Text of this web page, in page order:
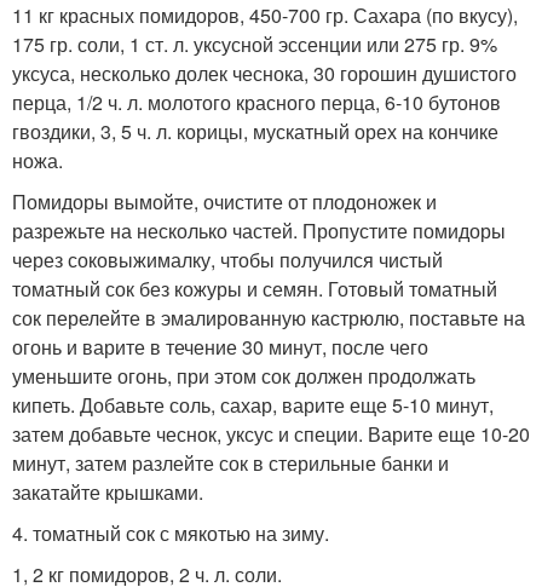
11 кг красных помидоров, 450-700 гр. Сахара (по вкусу),
175 гр. соли, 1 ст. л. уксусной эссенции или 275 гр. 9%
уксуса, несколько долек чеснока, 30 горошин душистого
перца, 1/2 ч. л. молотого красного перца, 6-10 бутонов
гвоздики, 3, 5 ч. л. корицы, мускатный орех на кончике
ножа.
Помидоры вымойте, очистите от плодоножек и
разрежьте на несколько частей. Пропустите помидоры
через соковыжималку, чтобы получился чистый
томатный сок без кожуры и семян. Готовый томатный
сок перелейте в эмалированную кастрюлю, поставьте на
огонь и варите в течение 30 минут, после чего
уменьшите огонь, при этом сок должен продолжать
кипеть. Добавьте соль, сахар, варите еще 5-10 минут,
затем добавьте чеснок, уксус и специи. Варите еще 10-20
минут, затем разлейте сок в стерильные банки и
закатайте крышками.
4. томатный сок с мякотью на зиму.
1, 2 кг помидоров, 2 ч. л. соли.